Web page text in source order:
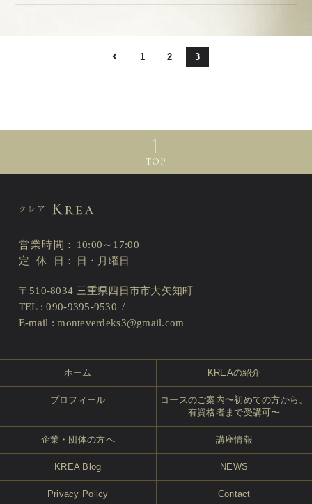
1 2 3
TOP
営業時間
10:00～17:00
定休日
日・月曜日
〒510-8034 三重県四日市市大矢知町
TEL : 090-9395-9530
E-mail :monteverdeks3@gmail.com
ホーム KREAの紹介
プロフィール
コースのご案内〜初めての方から、
有資格者まで受講可〜
企業・団体の方へ 講座情報
KREA Blog NEWS
Privacy Policy Contact